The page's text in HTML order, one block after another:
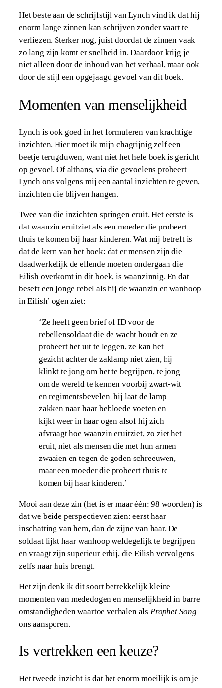
Het beste aan de schrijfstijl van Lynch vind ik dat hij
enorm lange zinnen kan schrijven zonder vaart te
verliezen. Sterker nog, juist doordat de zinnen vaak
zo lang zijn komt er snelheid in. Daardoor krijg je
niet alleen door de inhoud van het verhaal, maar ook
door de stijl een opgejaagd gevoel van dit boek.
Momenten van menselijkheid
Lynch is ook goed in het formuleren van krachtige
inzichten. Hier moet ik mijn chagrijnig zelf een
beetje terugduwen, want niet het hele boek is gericht
op gevoel. Of althans, via die gevoelens probeert
Lynch ons volgens mij een aantal inzichten te geven,
inzichten die blijven hangen.
Twee van die inzichten springen eruit. Het eerste is
dat waanzin eruitziet als een moeder die probeert
thuis te komen bij haar kinderen. Wat mij betreft is
dat de kern van het boek: dat er mensen zijn die
daadwerkelijk de ellende moeten ondergaan die
Eilish overkomt in dit boek, is waanzinnig. En dat
beseft een jonge rebel als hij de waanzin en wanhoop
in Eilish’ ogen ziet:
‘Ze heeft geen brief of ID voor de
rebellensoldaat die de wacht houdt en ze
probeert het uit te leggen, ze kan het
gezicht achter de zaklamp niet zien, hij
klinkt te jong om het te begrijpen, te jong
om de wereld te kennen voorbij zwart-wit
en regimentsbevelen, hij laat de lamp
zakken naar haar bebloede voeten en
kijkt weer in haar ogen alsof hij zich
afvraagt hoe waanzin eruitziet, zo ziet het
eruit, niet als mensen die met hun armen
zwaaien en tegen de goden schreeuwen,
maar een moeder die probeert thuis te
komen bij haar kinderen.’
Mooi aan deze zin (het is er maar één: 98 woorden) is
dat we beide perspectieven zien: eerst haar
inschatting van hem, dan de zijne van haar. De
soldaat lijkt haar wanhoop weldegelijk te begrijpen
en vraagt zijn superieur erbij, die Eilish vervolgens
zelfs naar huis brengt.
Het zijn denk ik dit soort betrekkelijk kleine
momenten van mededogen en menselijkheid in barre
omstandigheden waartoe verhalen als Prophet Song
ons aansporen.
Is vertrekken een keuze?
Het tweede inzicht is dat het enorm moeilijk is om je